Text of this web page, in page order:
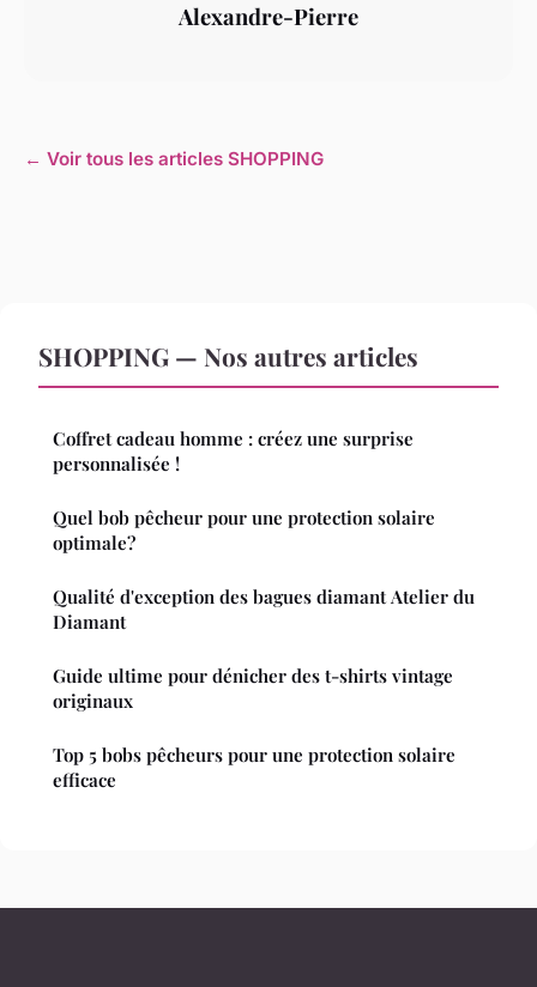
Alexandre-Pierre
← Voir tous les articles SHOPPING
SHOPPING — Nos autres articles
Coffret cadeau homme : créez une surprise
personnalisée !
Quel bob pêcheur pour une protection solaire
optimale?
Qualité d'exception des bagues diamant Atelier du
Diamant
Guide ultime pour dénicher des t-shirts vintage
originaux
Top 5 bobs pêcheurs pour une protection solaire
efficace